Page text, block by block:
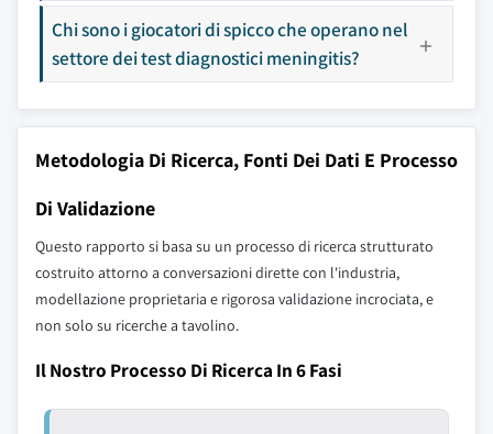
Chi sono i giocatori di spicco che operano nel
settore dei test diagnostici meningitis?
Metodologia Di Ricerca, Fonti Dei Dati E Processo
Di Validazione
Questo rapporto si basa su un processo di ricerca strutturato
costruito attorno a conversazioni dirette con l'industria,
modellazione proprietaria e rigorosa validazione incrociata, e
non solo su ricerche a tavolino.
Il Nostro Processo Di Ricerca In 6 Fasi